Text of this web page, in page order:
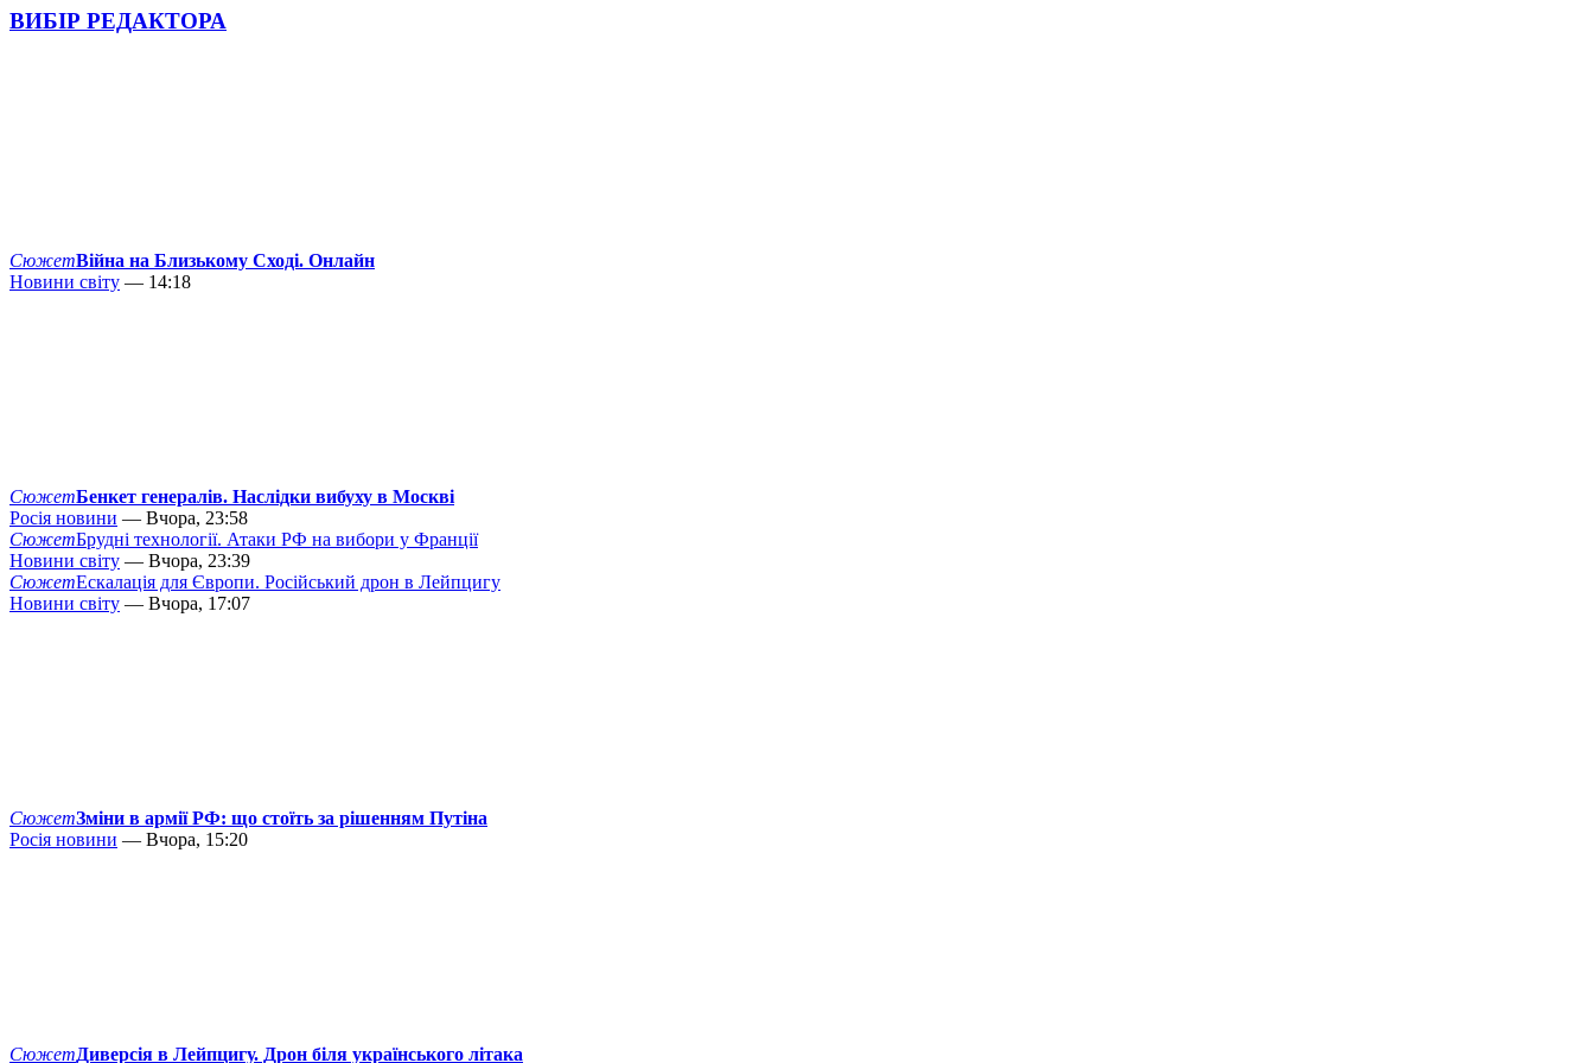
ВИБІР РЕДАКТОРА
СюжетВійна на Близькому Сході. Онлайн
Новини світу — 14:18
СюжетБенкет генералів. Наслідки вибуху в Москві
Росія новини — Вчора, 23:58
СюжетБрудні технології. Атаки РФ на вибори у Франції
Новини світу — Вчора, 23:39
СюжетЕскалація для Європи. Російський дрон в Лейпцигу
Новини світу — Вчора, 17:07
СюжетЗміни в армії РФ: що стоїть за рішенням Путіна
Росія новини — Вчора, 15:20
СюжетДиверсія в Лейпцигу. Дрон біля українського літака